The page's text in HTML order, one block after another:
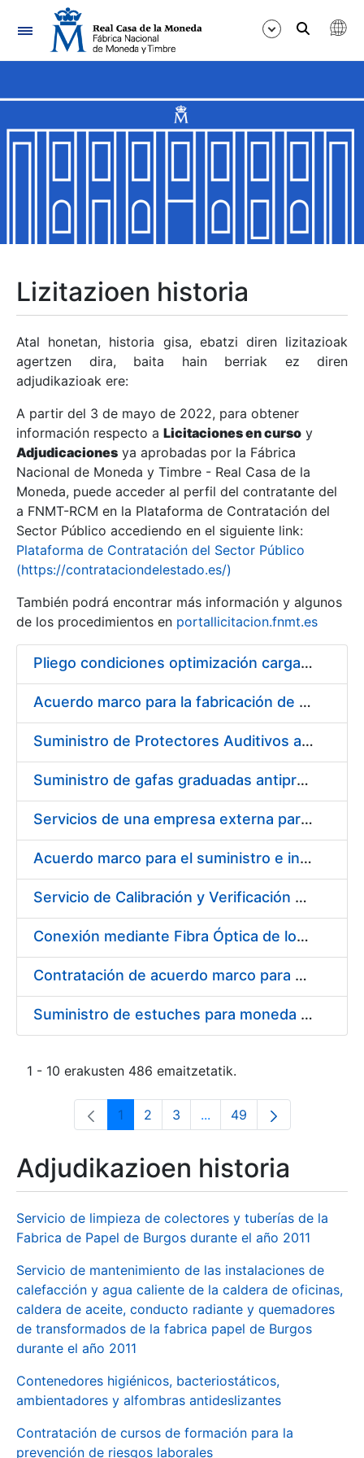
Nabigazioa
Erakutsi/Ezkutatu
Erakutsi/Ezkutatu
Erakutsi/Ezkutatu
Erakutsi/Ezkutatu
Erakutsi/Ezkutatu
Erakutsi/Ezkutatu
Erakutsi/Ezkutatu
Erakutsi/Ezkutatu
Lizitazioen historia
Atal honetan, historia gisa, ebatzi diren lizitazioak
agertzen dira, baita hain berriak ez diren
adjudikazioak ere:
A partir del 3 de mayo de 2022, para obtener
información respecto a Licitaciones en curso y
Adjudicaciones ya aprobadas por la Fábrica
Nacional de Moneda y Timbre - Real Casa de la
Moneda, puede acceder al perfil del contratante del
a FNMT-RCM en la Plataforma de Contratación del
Sector Público accediendo en el siguiente link:
Plataforma de Contratación del Sector Público
(https://contrataciondelestado.es/)
También podrá encontrar más información y algunos
de los procedimientos en portallicitacion.fnmt.es
Pliego condiciones optimización cargas compras firmado
Acuerdo marco para la fabricación de piezas
Suministro de Protectores Auditivos a medida para las personas trabajadoras de los Centros de Trabajo de Madrid y Burgos
Suministro de gafas graduadas antiproyecciones para los trabajadores de la FNMT-RCM en los centros de trabajo de Madrid y Burgos
Servicios de una empresa externa para el asesoramiento y resolución de los recursos de alzada que se presentan relacionados con procesos de selección para la FNMT-RCM
Acuerdo marco para el suministro e instalación de persianas, estores y otros complementos
Servicio de Calibración y Verificación Externa de los Equipos de Medición del Servicio de Prevención de la FNMT-RCM
Conexión mediante Fibra Óptica de los Centros de Proceso de Datos (CPDs) de las sedes de la FNMT-RCM de Burgos y Madrid
Contratación de acuerdo marco para el Suministro de Material de Electricidad para la Fábrica Nacional de Moneda y Timbre-Real Casa de la Moneda en su centro de trabajo de Burgos
Suministro de estuches para moneda de 30 €
1 - 10 erakusten 486 emaitzetatik.
Orrialdea
1 Orrialdea
2 Orrialdea
3 ...Intermediate Pages Use
Orrialdea
49
Adjudikazioen historia
Servicio de limpieza de colectores y tuberías de la
Fabrica de Papel de Burgos durante el año 2011
Servicio de mantenimiento de las instalaciones de
calefacción y agua caliente de la caldera de oficinas,
caldera de aceite, conducto radiante y quemadores
de transformados de la fabrica papel de Burgos
durante el año 2011
Contenedores higiénicos, bacteriostáticos,
ambientadores y alfombras antideslizantes
Contratación de cursos de formación para la
prevención de riesgos laborales